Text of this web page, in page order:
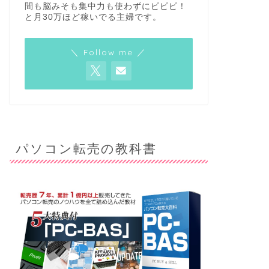
間も脳みそも集中力も使わずにピピピ！
と月30万ほど稼いでる主婦です。
＼ Follow me ／
パソコン転売の教科書